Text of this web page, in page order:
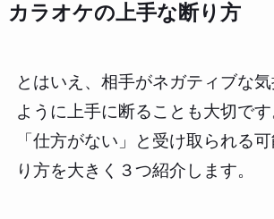
カラオケの上手な断り方
とはいえ、相手がネガティブな
ように上手に断ることも大切です
「仕方がない」と受け取られる
り方を大きく３つ紹介します。